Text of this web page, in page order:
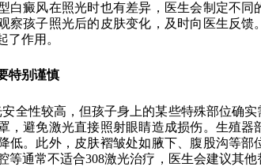
白癜风在照光时也有差异，医生会制定不
察孩子照光后的皮肤变化，及时向医生反
了作用。
特别谨慎
安全性较高，但孩子身上的某些特殊部位确
，避免激光直接照射眼睛造成损伤。生殖
低。此外，皮肤褶皱处如腋下、腹股沟等
等通常不适合308激光治疗，医生会建议其